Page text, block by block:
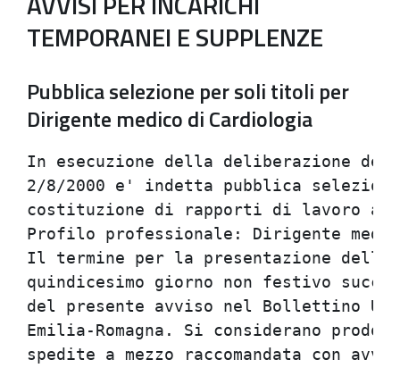
TEMPORANEI E SUPPLENZE
Pubblica selezione per soli titoli per
Dirigente medico di Cardiologia
In esecuzione della
2/8/2000 e' indetta
costituzione di rapporti di
Profilo professionale:
Il termine per la presentazione
quindicesimo giorno non festivo
del presente avviso nel
Emilia-Romagna. Si
spedite a mezzo